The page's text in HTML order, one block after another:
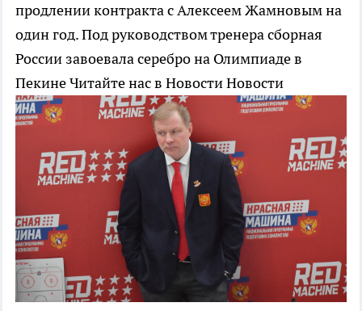
продлении контракта с Алексеем Жамновым на
один год. Под руководством тренера сборная
России завоевала серебро на Олимпиаде в
ПекинеЧитайте нас в Новости Новости